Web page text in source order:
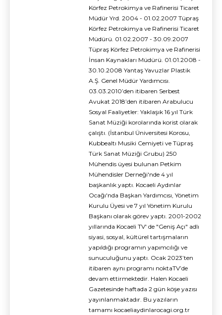
Körfez Petrokimya ve Rafinerisi Ticaret
Müdür Yrd. 2004 - 01.02.2007 Tüpraş
Körfez Petrokimya ve Rafinerisi Ticaret
Müdürü. 01.02.2007 - 30.09.2007
Tüpraş Körfez Petrokimya ve Rafinerisi
İnsan Kaynakları Müdürü. 01.01.2008 -
30.10.2008 Yantaş Yavuzlar Plastik
A.Ş. Genel Müdür Yardımcısı.
03.03.2010’den itibaren Serbest
Avukat 2018’den itibaren Arabulucu
Sosyal Faaliyetler: Yaklaşık 16 yıl Türk
Sanat Müziği korolarında korist olarak
çalıştı. (İstanbul Üniversitesi Korosu,
Kubbealtı Musiki Cemiyeti ve Tüpraş
Türk Sanat Müziği Grubu) 250
Mühendis üyesi bulunan Petkim
Mühendisler Derneği'nde 4 yıl
başkanlık yaptı. Kocaeli Aydınlar
Ocağı'nda Başkan Yardımcısı, Yönetim
Kurulu Üyesi ve 7 yıl Yönetim Kurulu
Başkanı olarak görev yaptı. 2001-2002
yıllarında Kocaeli TV' de "Geniş Açı" adlı
siyasi, sosyal, kültürel tartışmaların
yapıldığı programın yapımcılığı ve
sunuculuğunu yaptı. Ocak 2023’ten
itibaren aynı programı noktaTV’de
devam ettirmektedir. Halen Kocaeli
Gazetesinde haftada 2 gün köşe yazısı
yayınlanmaktadır. Bu yazıların
tamamı kocaeliaydinlarocagi.org.tr